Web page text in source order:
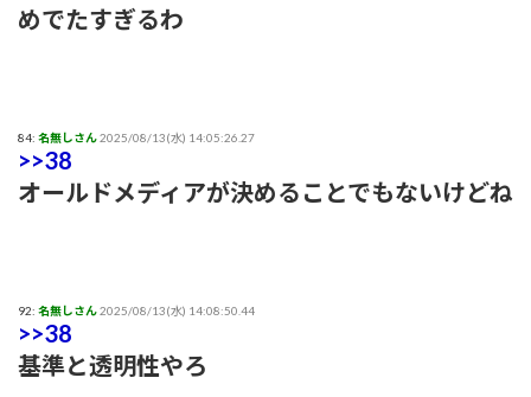
めでたすぎるわ
84: 名無しさん2025/08/13(水) 14:05:26.27
>>38
オールドメディアが決めることでもないけどね
92: 名無しさん2025/08/13(水) 14:08:50.44
>>38
基準と透明性やろ